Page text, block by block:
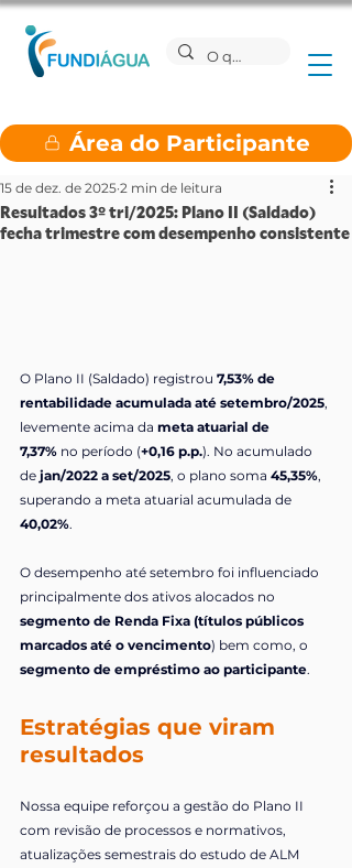
Área do Participante
Resultados 3º tri/2025: Plano II (Saldado)
fecha trimestre com desempenho consistente
15 de dez. de 2025 2 min de leitura
O Plano II (Saldado) registrou 7,53% de
rentabilidade acumulada até setembro/2025,
levemente acima da meta atuarial de
7,37% no período (+0,16 p.p.). No acumulado
de jan/2022 a set/2025, o plano soma 45,35%,
superando a meta atuarial acumulada de
40,02%.
O desempenho até setembro foi influenciado
principalmente dos ativos alocados no
segmento de Renda Fixa (títulos públicos
marcados até o vencimento) bem como, o
segmento de empréstimo ao participante.
Estratégias que viram
resultados
Nossa equipe reforçou a gestão do Plano II
com revisão de processos e normativos,
atualizações semestrais do estudo de ALM